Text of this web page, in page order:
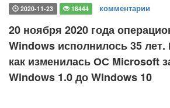
2020-11-23 18444 комментарии
20 ноября 2020 года
Windows исполнилось 35
как изменилась ОС Microsoft
Windows 1.0 до Windows 10